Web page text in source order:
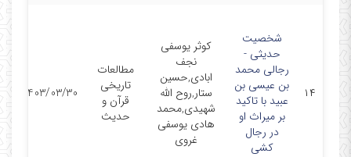
۱۴
شخصیت
حدیثی -
رجالی محمد
بن عیسی بن
عبید با تاکید
بر میراث او
در رجال
کشی
کوثر یوسفی
نجف
ابادی,حسین
ستار,روح الله
شهیدی,محمد
هادی یوسفی
غروی
مطالعات
تاریخی
قرآن و
حدیث
1403/03/30